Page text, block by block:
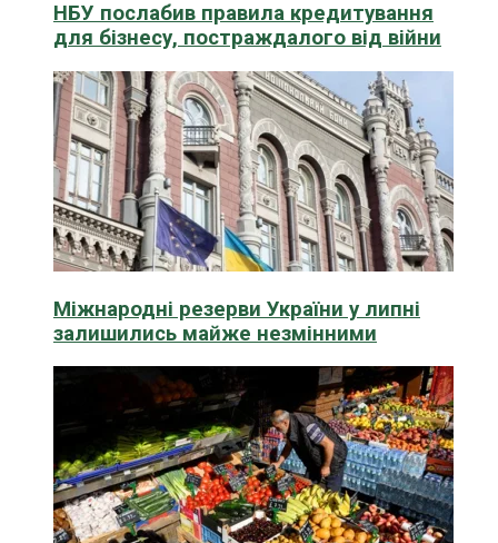
НБУ послабив правила кредитування
для бізнесу, постраждалого від війни
Міжнародні резерви України у липні
залишились майже незмінними